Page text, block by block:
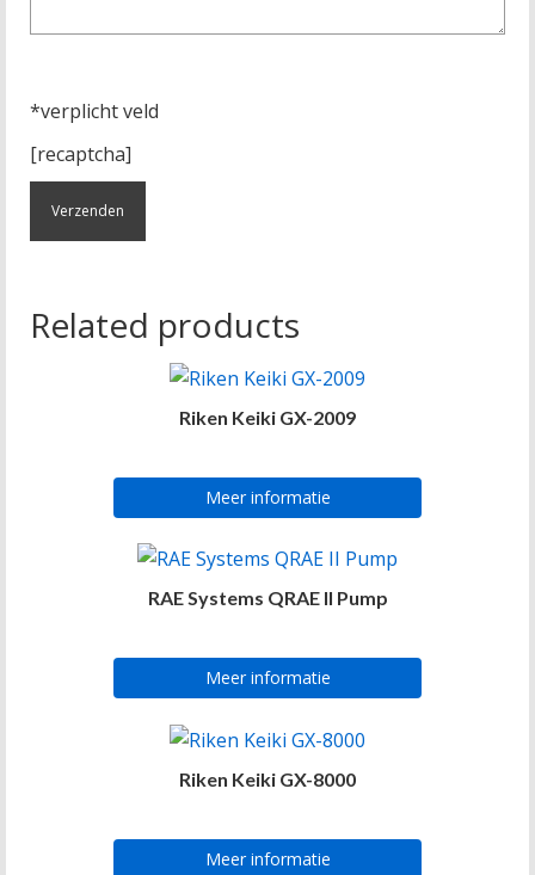
*verplicht veld
[recaptcha]
Related products
Riken Keiki GX-2009
Meer informatie
RAE Systems QRAE II Pump
Meer informatie
Riken Keiki GX-8000
Meer informatie